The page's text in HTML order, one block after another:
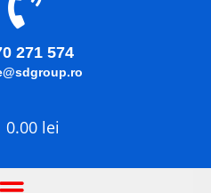
271 574
0.00 lei